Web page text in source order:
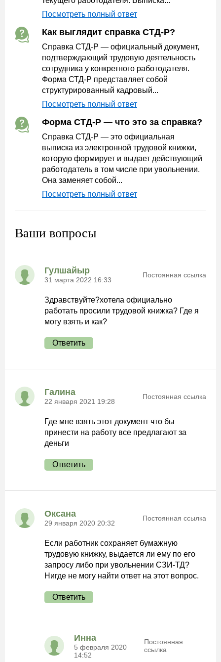
Посмотреть полный ответ
Как выглядит справка СТД-Р?
Справка СТД-Р — официальный документ,
подтверждающий трудовую деятельность
сотрудника у конкретного работодателя.
Форма СТД-Р представляет собой
структурированный кадровый...
Посмотреть полный ответ
Форма СТД-Р — что это за справка?
Справка СТД-Р — это официальная
выписка из электронной трудовой книжки,
которую формирует и выдает действующий
работодатель в том числе при увольнении.
Она заменяет собой...
Посмотреть полный ответ
Ваши вопросы
Гулшайыр
31 марта 2022 16:33
Постоянная ссылка
Здравствуйте?хотела официально
работать просили трудовой книжка? Где я
могу взять и как?
Ответить
Галина
22 января 2021 19:28
Постоянная ссылка
Где мне взять этот документ что бы
принести на работу все предлагают за
деньги
Ответить
Оксана
29 января 2020 20:32
Постоянная ссылка
Если работник сохраняет бумажную
трудовую книжку, выдается ли ему по его
запросу либо при увольнении СЗИ-ТД?
Нигде не могу найти ответ на этот вопрос.
Ответить
Инна
5 февраля 2020
14:52
Постоянная
ссылка